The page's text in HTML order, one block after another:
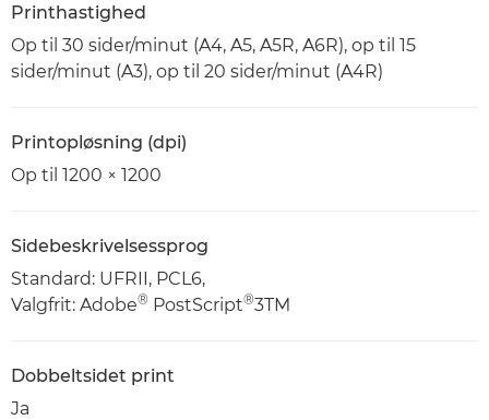
Printhastighed
Op til 30 sider/minut (A4, A5, A5R, A6R), op til 15
sider/minut (A3), op til 20 sider/minut (A4R)
Printopløsning (dpi)
Op til 1200 × 1200
Sidebeskrivelsessprog
Standard: UFRII, PCL6,
Valgfrit: Adobe® PostScript®3TM
Dobbeltsidet print
Ja